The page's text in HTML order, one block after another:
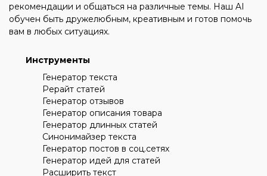
рекомендации и общаться на различные темы. Наш AI
обучен быть дружелюбным, креативным и готов помочь
вам в любых ситуациях.
Инструменты
Генератор текста
Рерайт статей
Генератор отзывов
Генератор описания товара
Генератор длинных статей
Синонимайзер текста
Генератор постов в соц.сетях
Генератор идей для статей
Расширить текст